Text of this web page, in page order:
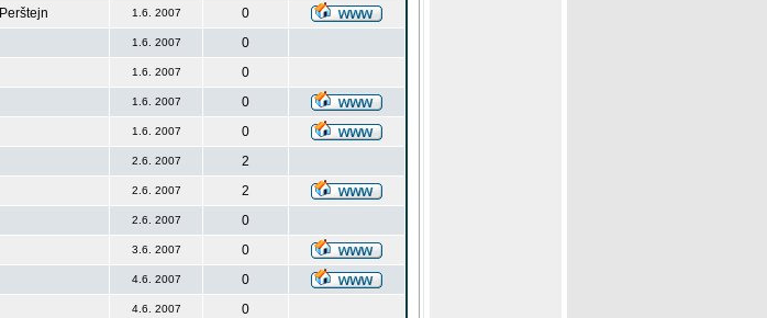
Perštejn 1.6. 2007
0
1.6. 2007
0
1.6. 2007
0
1.6. 2007
0
1.6. 2007
0
2.6. 2007
2
2.6. 2007
2
2.6. 2007
0
3.6. 2007
0
4.6. 2007
0
4.6. 2007
0